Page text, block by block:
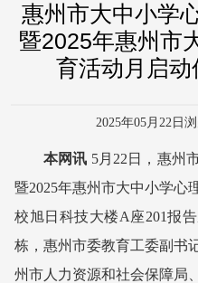
惠州市大中小学
暨2025年惠州市
育活动月启
2025年05月22日
本网讯 5月22日，惠州
暨2025年惠州市大中小学心
校旭日科技大楼A座201报
栋，惠州市委教育工委副书
州市人力资源和社会保障局